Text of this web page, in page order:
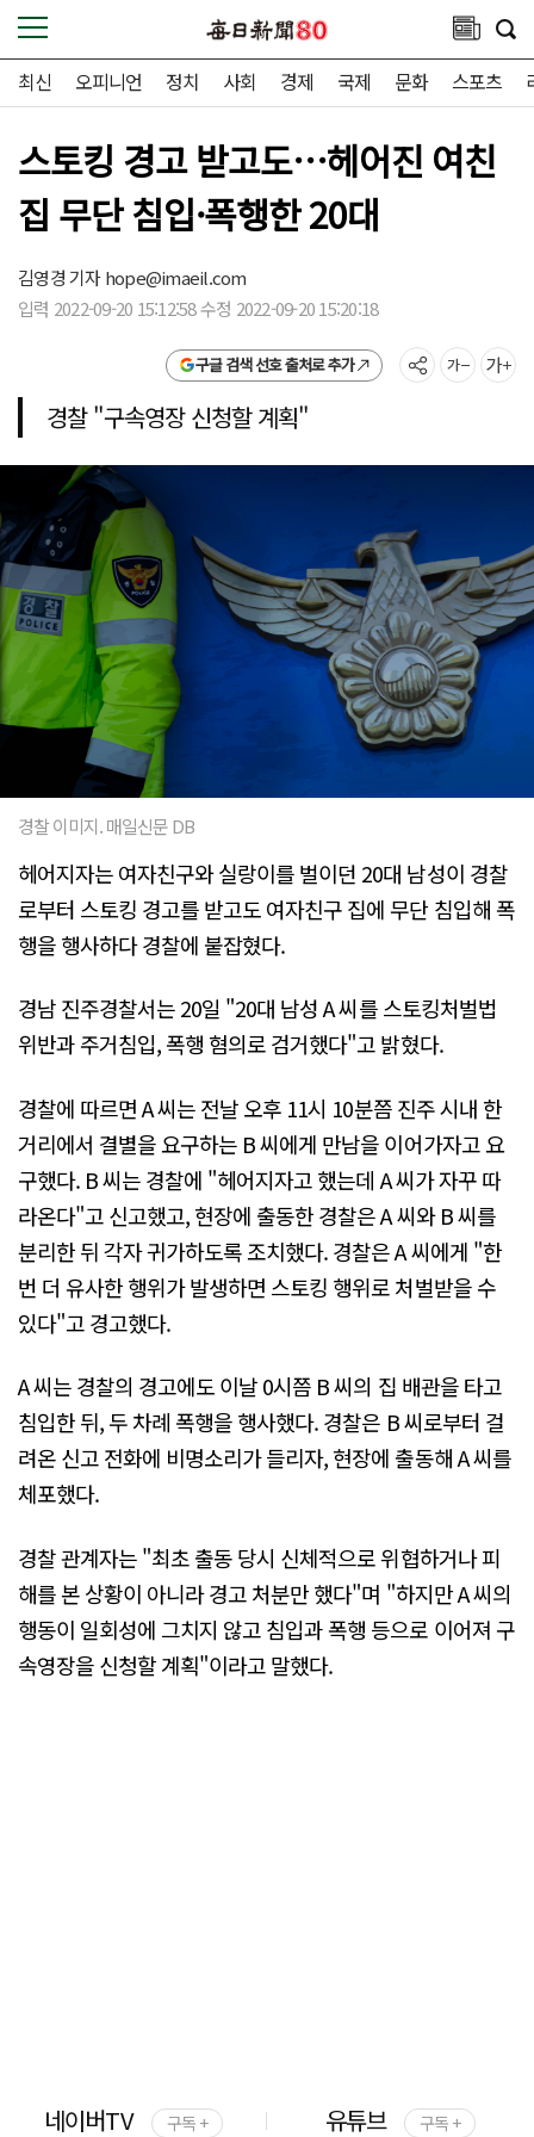
최신 오피니언 정치 사회 경제 국제 문화 스포츠
스토킹 경고 받고도…헤어진 여친
집 무단 침입·폭행한 20대
김영경 기자hope@imaeil.com
입력 2022-09-20 15:12:58 수정 2022-09-20 15:20:18
구글 검색 선호 출처로 추가
경찰 "구속영장 신청할 계획"
경찰 이미지. 매일신문 DB
헤어지자는 여자친구와 실랑이를 벌이던 20대 남성이 경찰
로부터 스토킹 경고를 받고도 여자친구 집에 무단 침입해 폭
행을 행사하다 경찰에 붙잡혔다.
경남 진주경찰서는 20일 "20대 남성 A 씨를 스토킹처벌법
위반과 주거침입, 폭행 혐의로 검거했다"고 밝혔다.
경찰에 따르면 A 씨는 전날 오후 11시 10분쯤 진주 시내 한
거리에서 결별을 요구하는 B 씨에게 만남을 이어가자고 요
구했다. B 씨는 경찰에 "헤어지자고 했는데 A 씨가 자꾸 따
라온다"고 신고했고, 현장에 출동한 경찰은 A 씨와 B 씨를
분리한 뒤 각자 귀가하도록 조치했다. 경찰은 A 씨에게 "한
번 더 유사한 행위가 발생하면 스토킹 행위로 처벌받을 수
있다"고 경고했다.
A 씨는 경찰의 경고에도 이날 0시쯤 B 씨의 집 배관을 타고
침입한 뒤, 두 차례 폭행을 행사했다. 경찰은 B 씨로부터 걸
려온 신고 전화에 비명소리가 들리자, 현장에 출동해 A 씨를
체포했다.
경찰 관계자는 "최초 출동 당시 신체적으로 위협하거나 피
해를 본 상황이 아니라 경고 처분만 했다"며 "하지만 A 씨의
행동이 일회성에 그치지 않고 침입과 폭행 등으로 이어져 구
속영장을 신청할 계획"이라고 말했다.
네이버TV 구독 + 유튜브 구독 +